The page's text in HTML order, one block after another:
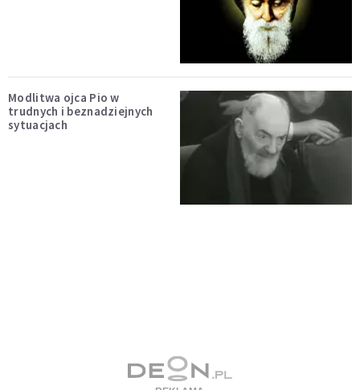
Modlitwa ojca Pio w
trudnych i beznadziejnych
sytuacjach